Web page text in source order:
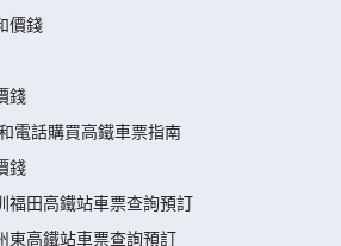
價錢
錢
電話購買高鐵車票指南
錢
福田高鐵站車票查詢預訂
東高鐵站車票查詢預訂